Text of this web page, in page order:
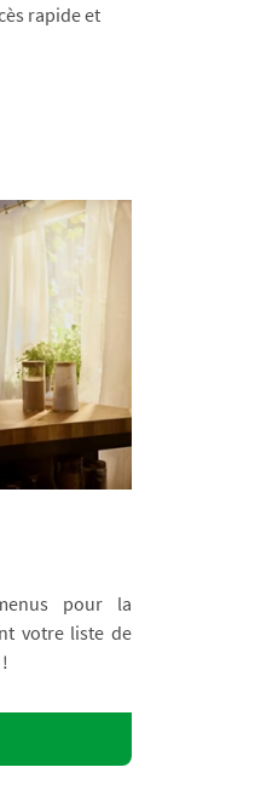
rapide et
pour la
votre liste de